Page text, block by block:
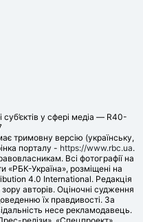
суб’єктів у сфері медіа — R40-
тримовну версію (українську,
порталу - https://www.rbc.ua.
Всі фотографії на
«РБК-Україна», розміщені на
4.0 International. Редакція
авторів. Оціночні судження
їх правдивості. За
несе рекламодавець.